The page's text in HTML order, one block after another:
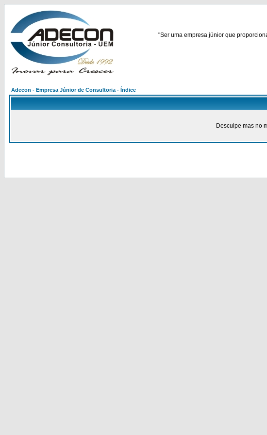
"Ser uma empresa júnior que
Adecon - Empresa Júnior de Consultoria - Índice
Desculpe mas no